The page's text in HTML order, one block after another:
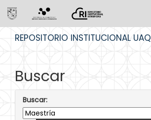
REPOSITORIO INSTITUCIONAL UAQ
Buscar
Buscar: